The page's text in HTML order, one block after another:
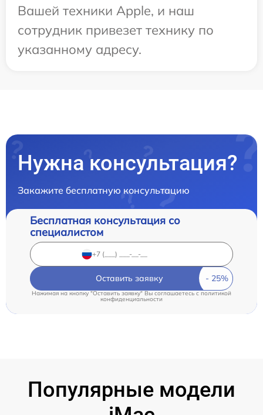
Вашей техники Apple, и наш
сотрудник привезет технику по
указанному адресу.
Нужна консультация?
Закажите бесплатную консультацию
Бесплатная консультация со
специалистом
Оставить заявку
Нажимая на кнопку "Оставить заявку" Вы соглашаетесь cполитикой
конфиденциальности
Популярные модели